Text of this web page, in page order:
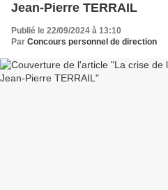
Jean-Pierre TERRAIL
Publié le 22/09/2024 à 13:10
Par Concours personnel de direction